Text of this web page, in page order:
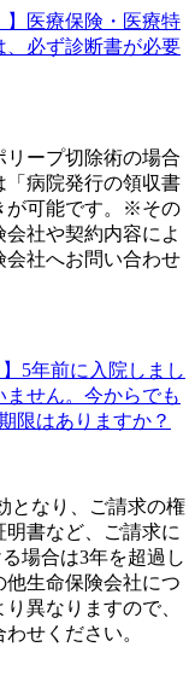
】医療保険・医療特
、必ず診断書が必要
ープ切除術の場合
「病院発行の領収書
が可能です。※その
社や契約内容によ
会社へお問い合わせ
5年前に入院しまし
せん。今からでも
限はありますか？
となり、ご請求の権
書など、ご請求に
場合は3年を超過し
生命保険会社につ
異なりますので、
せください。